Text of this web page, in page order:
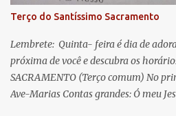
Terço do Santíssimo Sacramento
Lembrete: Quinta- feira é dia de
próxima de você e descubra os
SACRAMENTO (Terço comum) No
Ave-Marias Contas grandes: Ó meu